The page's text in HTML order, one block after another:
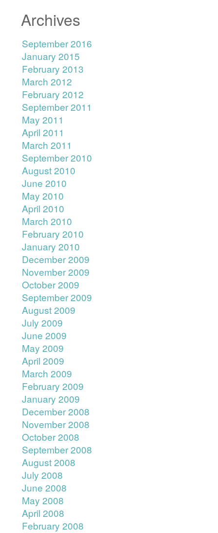
Archives
September 2016
January 2015
February 2013
March 2012
February 2012
September 2011
May 2011
April 2011
March 2011
September 2010
August 2010
June 2010
May 2010
April 2010
March 2010
February 2010
January 2010
December 2009
November 2009
October 2009
September 2009
August 2009
July 2009
June 2009
May 2009
April 2009
March 2009
February 2009
January 2009
December 2008
November 2008
October 2008
September 2008
August 2008
July 2008
June 2008
May 2008
April 2008
February 2008